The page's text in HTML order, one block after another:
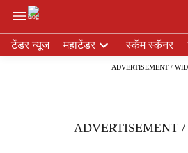
e
टेंडर न्यूज महाटेंडर स्कॅम स्कॅनर
ADVERTISEMENT /
ADVERTISEMENT